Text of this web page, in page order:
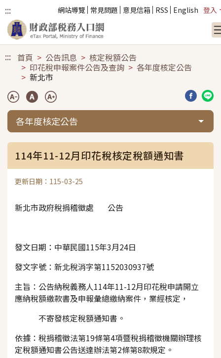
::: 網站導覽 常見問題 意見信箱 RSS English 登入
::: 首頁 公告訊息
核定稅額公告
印花稅申報案件公告及查詢
各年度核定公告
新北市
分享到
分
各年度核定公告
114年11-12月印花稅核定稅額通知書
更新日期：115-03-25
新北市政府稅捐稽徵處 公告
發文日期：中華民國115年3月24日
發文字號：新北稅消字第1152030937號
主旨：公告納稅義務人114年11-12月印花稅申請開立
應納稅額繳款書及申報彙總繳納案件，業經核定，
不寄發核定稅額通知書。
依據：稅捐稽徵法第19條第4項暨稅捐稽徵機關辦理核
定稅額通知書公告送達辦法第2條第8款規定。